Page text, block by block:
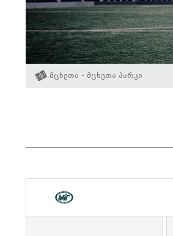
მცხეთა - მცხეთა პარკი